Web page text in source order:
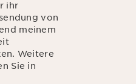
ihr
von
meinem
Weitere
Sie in